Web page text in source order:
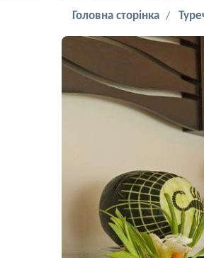
Головна сторінка